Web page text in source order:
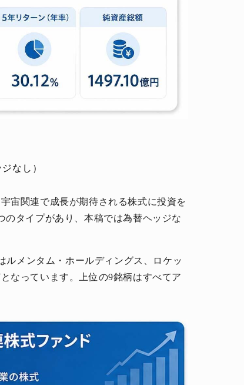
なし）
宙関連で成長が期待される株式に投資を
タイプがあり、本稿では為替ヘッジな
ルメンタム・ホールディングス、ロケッ
なっています。上位の9銘柄はすべてア